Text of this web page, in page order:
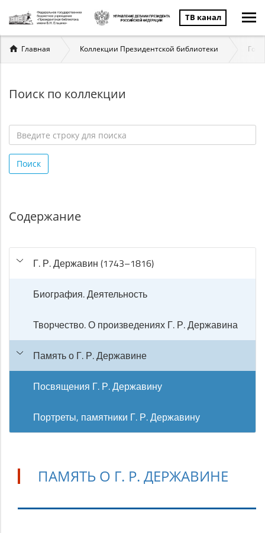
ТВ канал
Вы
здесь
Главная Коллекции Президентской библиотеки
Поиск по коллекции
строку
для
Поиск
Содержание
Г. Р. Державин (1743–1816)
Биография. Деятельность
Творчество. О произведениях Г. Р. Державина
Память о Г. Р. Державине
Посвящения Г. Р. Державину
Портреты, памятники Г. Р. Державину
ПАМЯТЬ О Г. Р. ДЕРЖАВИНЕ